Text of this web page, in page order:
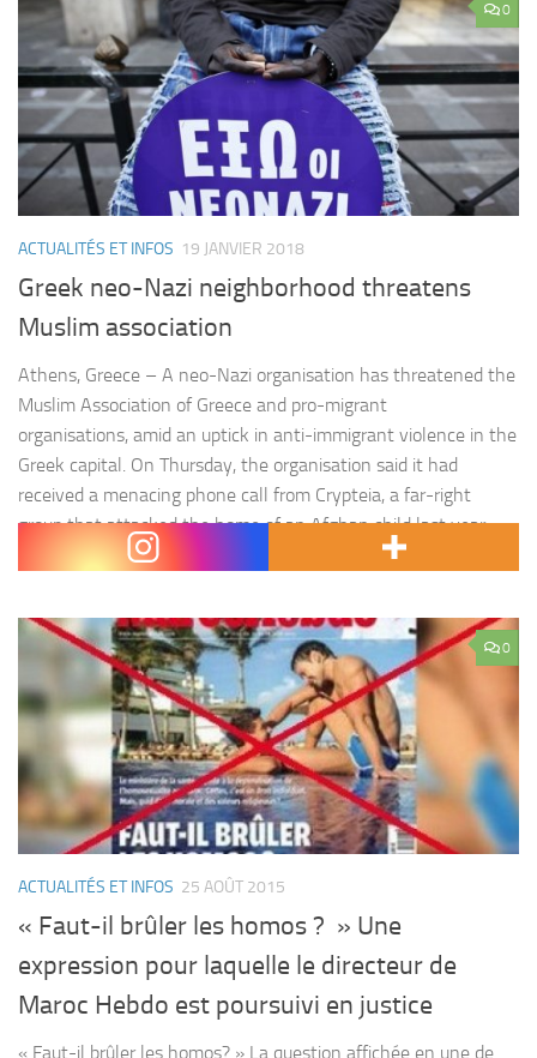
0
ACTUALITÉS ET INFOS 19 JANVIER 2018
Greek neo-Nazi neighborhood threatens
Muslim association
Athens, Greece – A neo-Nazi organisation has threatened the
Muslim Association of Greece and pro-migrant
organisations, amid an uptick in anti-immigrant violence in the
Greek capital. On Thursday, the organisation said it had
received a menacing phone call from Crypteia, a far-right
group that attacked the home of an Afghan child last year.
« We are the…
0
ACTUALITÉS ET INFOS 25 AOÛT 2015
« Faut-il brûler les homos ? » Une
expression pour laquelle le directeur de
Maroc Hebdo est poursuivi en justice
« Faut-il brûler les homos? » La question affichée en une de